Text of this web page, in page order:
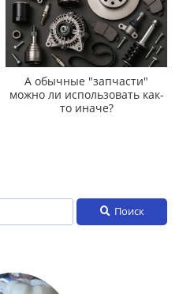
А обычные "запчасти"
можно ли использовать как-
то иначе?
Поиск